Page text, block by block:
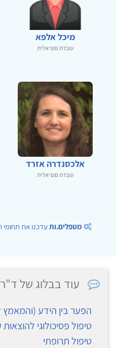
מיכל אלפא
עובדת סוציאלית
אלכסנדרה אזרד
עובדת סוציאלית
מטפלים.ותעדכנו את תחומי
עוד בבלוג של
הפער בין הידע
טיפול פסיכולוגי
טיפול תרופתי